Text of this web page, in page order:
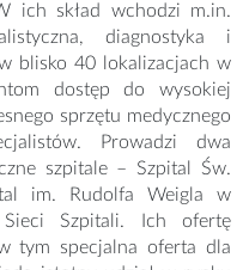
ich skład wchodzi m.in.
diagnostyka i
blisko 40 lokalizacjach w
dostęp do wysokiej
sprzętu medycznego
Prowadzi dwa
szpitale – Szpital Św.
im. Rudolfa Weigla w
Szpitali. Ich ofertę
tym specjalna oferta dla